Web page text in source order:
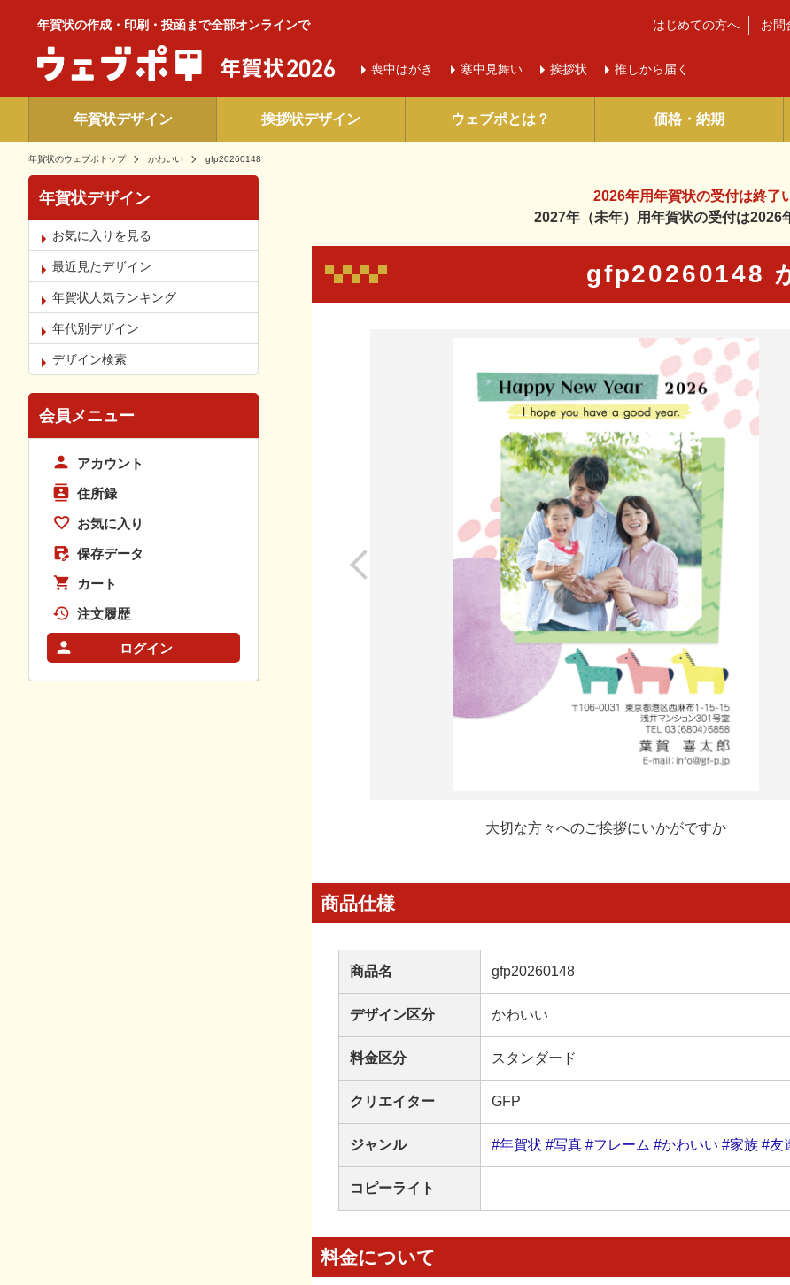
年賀状の作成・印刷・投函まで全部オンラインで
喪中はがき 寒中 見舞い 挨拶状 推しから届く
はじめての方へ お問
年賀状デザイン 挨拶状デザイン ウェブポとは？ 価格・納期
年賀状のウェブポトップ かわいい gfp20260148
2026年用年賀状の受付は終了
2027年（未年）用年賀状の受付は2026
gfp20260148
大切な方々へのご挨拶にいかがですか
商品仕様
商品名 gfp20260148
デザイン区分 かわいい
料金区分 スタンダード
クリエイター GFP
ジャンル #年賀状 #写真 #フレーム #かわいい #家族 #友
コピーライト
料金について
年賀状デザイン
お気に入りを見る
最近見たデザイン
年賀状人気ランキング
年代別デザイン
デザイン検索
会員メニュー
アカウント
住所録
お気に入り
保存データ
カート
注文履歴
ログイン